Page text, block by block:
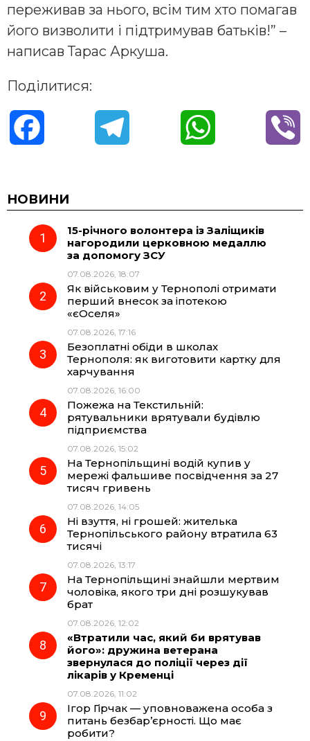
переживав за нього, всім тим хто помагав
його визволити і підтримував батьків!” –
написав Тарас Аркуша.
Поділитися:
c
e
o
k
e
g
r
a
m
t
A
НОВИНИ
15-річного волонтера із Заліщиків
нагородили церковною медаллю
за допомогу ЗСУ
07.08.2026, 18:07
Як військовим у Тернополі отримати
перший внесок за іпотекою
«єОселя»
07.08.2026, 17:16
Безоплатні обіди в школах
Тернополя: як виготовити картку для
харчування
07.08.2026, 16:00
Пожежа на Текстильній:
рятувальники врятували будівлю
підприємства
07.08.2026, 15:02
На Тернопільщині водій купив у
мережі фальшиве посвідчення за 27
тисяч гривень
07.08.2026, 14:05
Ні взуття, ні грошей: жителька
Тернопільського району втратила 63
тисячі
07.08.2026, 13:17
На Тернопільщині знайшли мертвим
чоловіка, якого три дні розшукував
брат
07.08.2026, 12:02
«Втратили час, який би врятував
його»: дружина ветерана
звернулася до поліції через дії
лікарів у Кременці
07.08.2026, 11:02
Ігор Гірчак — уповноважена особа з
питань безбар’єрності. Що має
робити?